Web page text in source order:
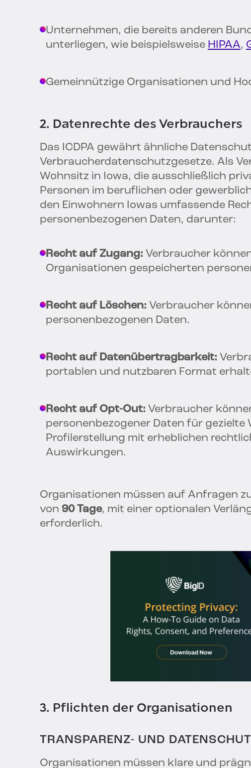
Unternehmen, die bereits anderen
unterliegen, wie beispielsweise HIPAA,
Gemeinnützige Organisationen und
2. Datenrechte des Verbrauchers
Das ICDPA gewährt ähnliche
Verbraucherdatenschutzgesetze. Als
Wohnsitz in Iowa, die ausschließlich
Personen im beruflichen oder
den Einwohnern Iowas umfassende
personenbezogenen Daten, darunter:
Recht auf Zugang: Verbraucher
Organisationen gespeicherten
Recht auf Löschen: Verbraucher
personenbezogenen Daten.
Recht auf Datenübertragbarkeit:
portablen und nutzbaren Format
Recht auf Opt-Out: Verbraucher
personenbezogener Daten für
Profilerstellung mit erheblichen
Auswirkungen.
Organisationen müssen auf Anfragen
von 90 Tage, mit einer optionalen
erforderlich.
3. Pflichten der Organisationen
TRANSPARENZ- UND
Organisationen müssen klare und